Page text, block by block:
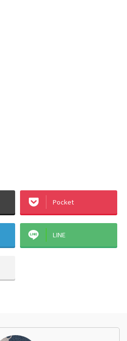
Pocket
LINE